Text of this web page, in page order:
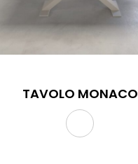
TAVOLO MONACO